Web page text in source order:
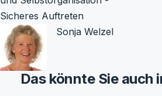
Sonja Welzel
Das könnte Sie auch